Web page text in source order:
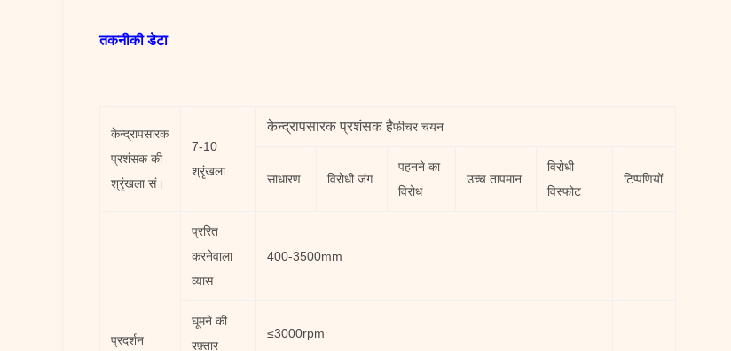
तकनीकी डेटा
केन्द्रापसारक
प्रशंसक की
श्रृंखला सं।
7-10
श्रृंखला
केन्द्रापसारक प्रशंसक हैफीचर चयन
साधारण विरोधी जंग
पहनने का
विरोध
उच्च तापमान
विरोधी
विस्फोट
टिप्पणियों
प्रदर्शन
प्ररित
करनेवाला
व्यास
400-3500mm
घूमने की
रफ़्तार
≤3000rpm